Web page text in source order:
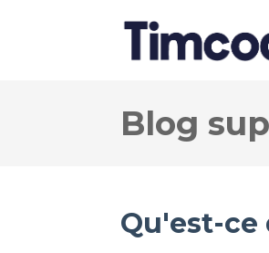
Blog
Qu'est-ce